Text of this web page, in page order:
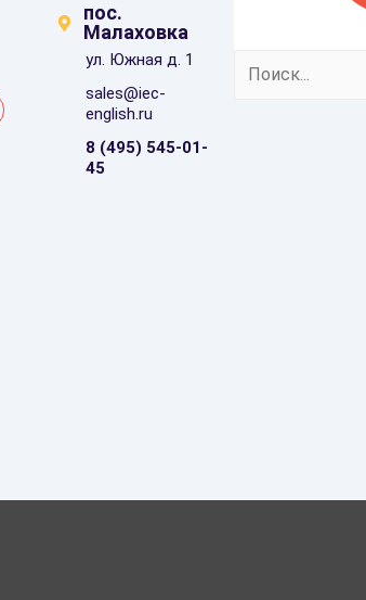
пос.
Малаховка
ул. Южная д. 1
sales@iec-
english.ru
8 (495) 545-01-
45